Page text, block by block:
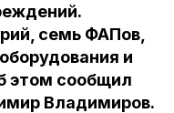
семь ФАПов,
и
этом сообщил
Владимиров.